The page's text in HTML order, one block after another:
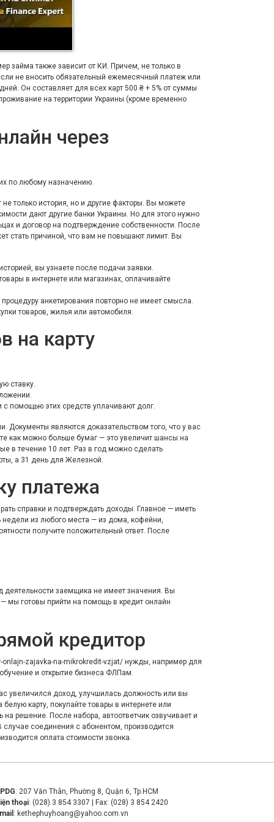
займа также зависит от КИ. Причем, не только в
не вносить обязательный ежемесячный платеж или
Он составляет для всех карт 500 ₴ + 5% от суммы
на территории Украины (кроме временно
через
по любому назначению.
только история, но и другие факторы. Вы можете
дают другие банки Украины. Но для этого нужно
и договор на подтверждение собственности. После
стать причиной, что вам не повышают лимит. Вы
вы узнаете после подачи заявки.
в интернете или магазинах, оплачивайте
анкетирования повторно не имеет смысла.
товаров, жилья или автомобиля.
на карту
ставку.
с помощью этих средств уплачивают долг.
Документы являются доказательством того, что у вас
как можно больше бумаг — это увеличит шансы на
в течение 10 лет. Раз в год можно сделать
а 31 день для Железной.
платежа
справки и подтверждать доходы. Главное — иметь
из любого места — из дома, кофейни,
получите положительный ответ. После
деятельности заемщика не имеет значения. Вы
мы готовы прийти на помощь в кредит онлайн
кредитор
zajavka-na-mikrokredit-vzjat/ нужды, например для
и открытие бизнеса ФЛПам.
увеличился доход, улучшилась должность или вы
карту, покупайте товары в интернете или
решение. После набора, автоответчик озвучивает и
соединения с абонентом, производится
оплата стоимости звонка.
: 207 Văn Thân, Phường 8, Quận 6, Tp.HCM
thoại: (028) 3 854 3307 | Fax: (028) 3 854 2420
: kethephuyhoang@yahoo.com.vn